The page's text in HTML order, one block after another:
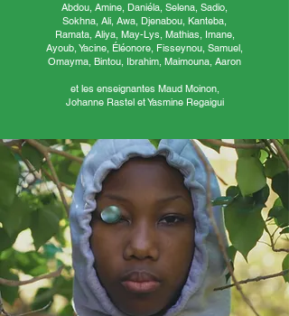
Abdou, Amine, Daniéla, Selena, Sadio,
Sokhna, Ali, Awa, Djenabou, Kanteba,
Ramata, Aliya, May-Lys, Mathias, Imane,
Ayoub, Yacine, Éléonore, Fisseynou, Samuel,
Omayma, Bintou, Ibrahim, Maimouna, Aaron
et les enseignantes Maud Moinon,
Johanne Rastel et Yasmine Regaigui